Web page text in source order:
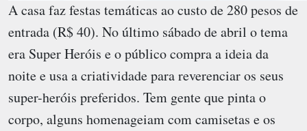
A casa faz festas temáticas ao custo de 280 pesos de
entrada (R$ 40). No último sábado de abril o tema
era Super Heróis e o público compra a ideia da
noite e usa a criatividade para reverenciar os seus
super-heróis preferidos. Tem gente que pinta o
corpo, alguns homenageiam com camisetas e os